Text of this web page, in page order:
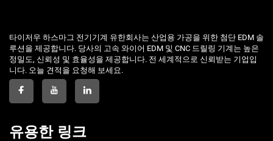
타이저우 하스마그 전기기계 유한회사는 산업용 가공을 위한 첨단 EDM 솔
루션을 제공합니다. 당사의 고속 와이어 EDM 및 CNC 드릴링 기계는 높은
정밀도, 신뢰성 및 효율성을 제공합니다. 전 세계적으로 신뢰받는 기업입
니다. 오늘 견적을 요청해 보세요.
유용한 링크